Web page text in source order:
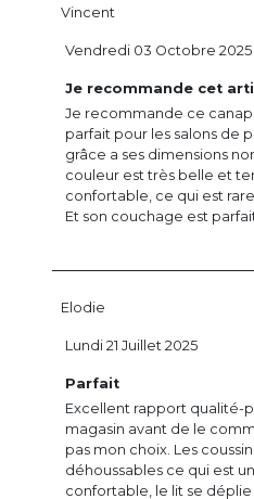
Vincent
Je recommande cet
Je recommande ce
parfait pour les salons de
grâce a ses dimensions
couleur est très belle et
confortable, ce qui est
Et son couchage est
Vendredi 03 Octobre 2025
Elodie
Parfait
Excellent rapport qualité-
magasin avant de le
pas mon choix. Les
déhoussables ce qui est
confortable, le lit se
Lundi 21 Juillet 2025